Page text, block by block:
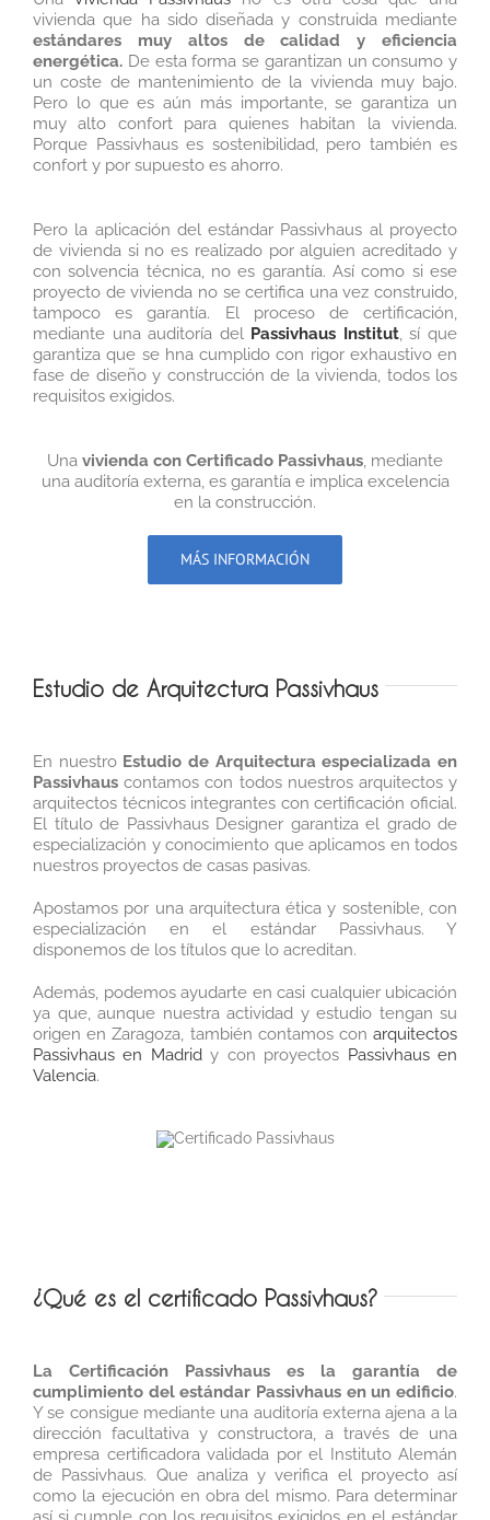
vivienda que ha sido diseñada y construida mediante
estándares muy altos de calidad y eficiencia
energética. De esta forma se garantizan un consumo y
un coste de mantenimiento de la vivienda muy bajo.
Pero lo que es aún más importante, se garantiza un
muy alto confort para quienes habitan la vivienda.
Porque Passivhaus es sostenibilidad, pero también es
confort y por supuesto es ahorro.
Pero la aplicación del estándar Passivhaus al proyecto
de vivienda si no es realizado por alguien acreditado y
con solvencia técnica, no es garantía. Así como si ese
proyecto de vivienda no se certifica una vez construido,
tampoco es garantía. El proceso de certificación,
mediante una auditoría del Passivhaus Institut, sí que
garantiza que se hna cumplido con rigor exhaustivo en
fase de diseño y construcción de la vivienda, todos los
requisitos exigidos.
Una vivienda con Certificado Passivhaus, mediante
una auditoría externa, es garantía e implica excelencia
en la construcción.
MÁS INFORMACIÓN
Estudio de Arquitectura Passivhaus
En nuestro Estudio de Arquitectura especializada en
Passivhaus contamos con todos nuestros arquitectos y
arquitectos técnicos integrantes con certificación oficial.
El título de Passivhaus Designer garantiza el grado de
especialización y conocimiento que aplicamos en todos
nuestros proyectos de casas pasivas.
Apostamos por una arquitectura ética y sostenible, con
especialización en el estándar Passivhaus. Y
disponemos de los títulos que lo acreditan.
Además, podemos ayudarte en casi cualquier ubicación
ya que, aunque nuestra actividad y estudio tengan su
origen en Zaragoza, también contamos con arquitectos
Passivhaus en Madridy con proyectos Passivhaus en
Valencia.
¿Qué es el certificado Passivhaus?
La Certificación Passivhaus es la garantía de
cumplimiento del estándar Passivhaus en un edificio.
Y se consigue mediante una auditoría externa ajena a la
dirección facultativa y constructora, a través de una
empresa certificadora validada por el Instituto Alemán
de Passivhaus. Que analiza y verifica el proyecto así
como la ejecución en obra del mismo. Para determinar